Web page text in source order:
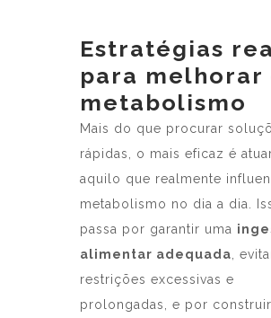
Estratégias
para melhorar
metabolismo
Mais do que procurar
rápidas, o mais eficaz é
aquilo que realmente
metabolismo no dia a dia.
passa por garantir uma
alimentar adequada ,
restrições excessivas e
prolongadas, e por construir